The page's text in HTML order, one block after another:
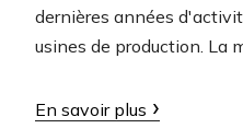
dernières années
usines de production. La
En savoir plus